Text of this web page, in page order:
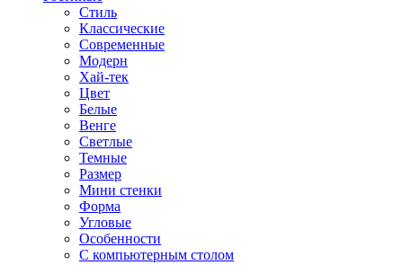
Стиль
Классические
Современные
Модерн
Хай-тек
Цвет
Белые
Венге
Светлые
Темные
Размер
Мини стенки
Форма
Угловые
Особенности
С компьютерным столом